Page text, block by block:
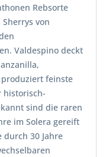
Rebsorte
von
Valdespino deckt
feinste
historisch-
sind die raren
im Solera gereift
durch 30 Jahre